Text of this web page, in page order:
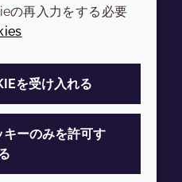
LEGAL
プライバシーポリシー
アクセシビリティ
クッキーポリシー
の再入力をする必要
を受け入れる
ーのみを許可す